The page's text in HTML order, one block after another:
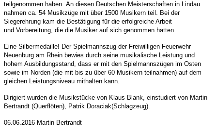
teilgenommen haben. An diesen Deutschen Meisterschaften in Lindau
nahmen ca. 54 Musikzüge mit über 1500 Musikern teil. Bei der
Siegerehrung kam die Bestätigung für die erfolgreiche Arbeit
und Vorbereitung, die die Musiker auf sich genommen hatten.
Eine Silbermedaille! Der Spielmannszug der Freiwilligen Feuerwehr
Neuenburg am Rhein bewies durch seine musikalische Leistung und
hohem Ausbildungsstand, dass er mit den Spielmannszügen im Osten
sowie im Norden (die mit bis zu über 60 Musikern teilnahmen) auf dem
gleichen Leistungsniveau mithalten kann.
Dirigiert wurden die Musikstücke von Klaus Blank, einstudiert von Martin
Bertrandt (Querflöten), Patrik Doraciak(Schlagzeug).
06.06.2016 Martin Bertrandt